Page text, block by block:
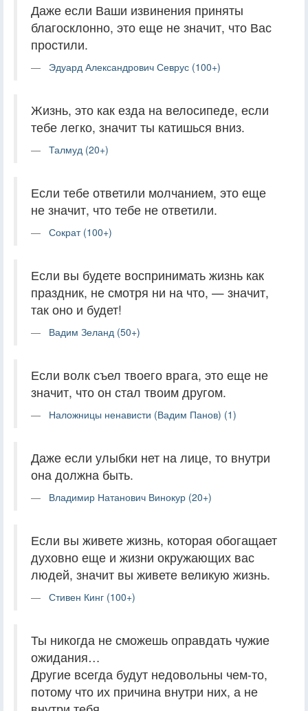
Даже если Ваши извинения приняты
благосклонно, это еще не значит, что Вас
простили.
Эдуард Александрович Севрус (100+)
Жизнь, это как езда на велосипеде, если
тебе легко, значит ты катишься вниз.
Талмуд (20+)
Если тебе ответили молчанием, это еще
не значит, что тебе не ответили.
Сократ (100+)
Если вы будете воспринимать жизнь как
праздник, не смотря ни на что, — значит,
так оно и будет!
Вадим Зеланд (50+)
Если волк съел твоего врага, это еще не
значит, что он стал твоим другом.
Наложницы ненависти (Вадим Панов) (1)
Даже если улыбки нет на лице, то внутри
она должна быть.
Владимир Натанович Винокур (20+)
Если вы живете жизнь, которая обогащает
духовно еще и жизни окружающих вас
людей, значит вы живете великую жизнь.
Стивен Кинг (100+)
Ты никогда не сможешь оправдать чужие
ожидания…
Другие всегда будут недовольны чем-то,
потому что их причина внутри них, а не